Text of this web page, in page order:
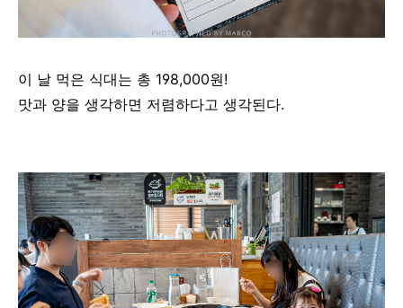
이 날 먹은 식대는 총 198,000원!
맛과 양을 생각하면 저렴하다고 생각된다.